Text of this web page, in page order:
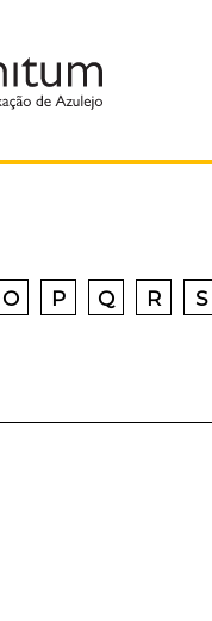
O P Q R S